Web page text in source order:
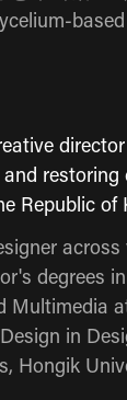
Republic of
degrees
Multimedia
in
Hongik